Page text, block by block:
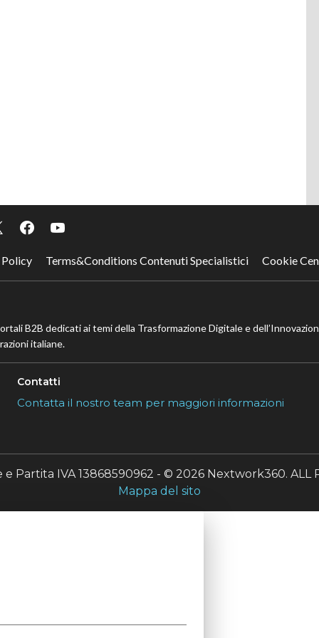
Terms&Conditions Contenuti Specialistici Cookie
B2B dedicati ai temi della Trasformazione Digitale e
italiane.
Contatti
Contatta il nostro team per maggiori informazioni
Partita IVA 13868590962 - © 2026 Nextwork360. ALL
Mappa del sito